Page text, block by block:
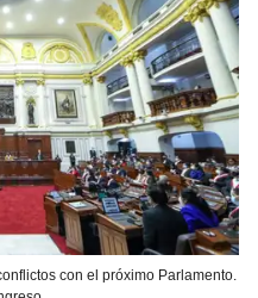
con el próximo Parlamento.